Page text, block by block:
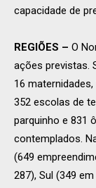
capacidade de
REGIÕES – O
ações previstas.
16
352 escolas de
parquinho e 831
contemplados.
(649
287), Sul (349